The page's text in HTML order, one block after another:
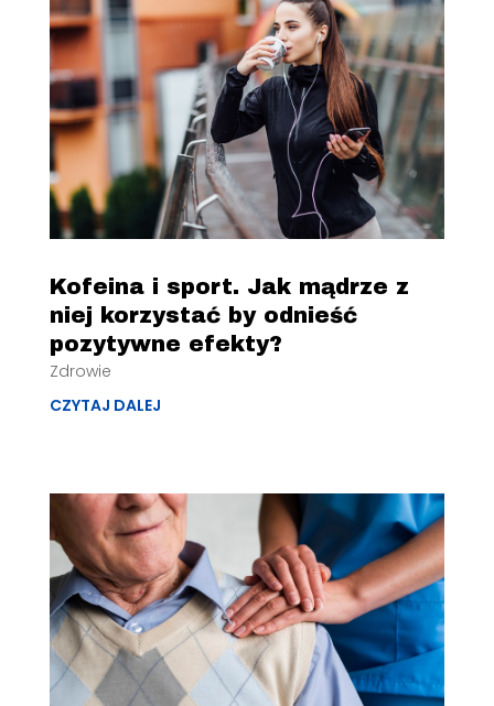
Kofeina i sport. Jak mądrze z
niej korzystać by odnieść
pozytywne efekty?
Zdrowie
CZYTAJ DALEJ